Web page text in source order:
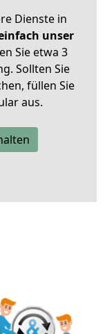
Dienste in
unser
Sie etwa 3
Sollten Sie
füllen Sie
aus.